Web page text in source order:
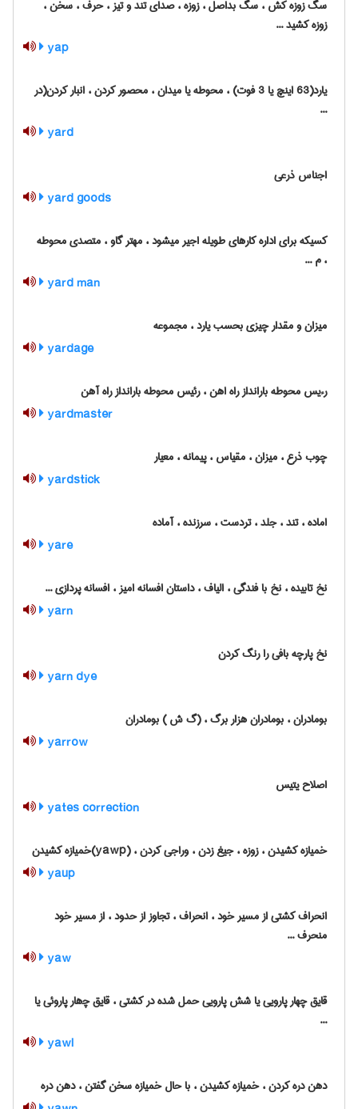
سگ زوزه کش ، سگ بداصل ، زوزه ، صدای تند و تیز ، حرف ، سخن ،
زوزه کشید ...
yap
یارد(63 اینچ یا 3 فوت) ، محوطه یا میدان ، محصور کردن ، انبار کردن(در
...
yard
اجناس ذرعی
yard goods
کسیکه برای اداره کارهای طویله اجیر میشود ، مهتر گاو ، متصدی محوطه
، م ...
yard man
میزان و مقدار چیزی بحسب یارد ، مجموعه
yardage
رءیس محوطه بارانداز راه اهن ، رئیس محوطه بارانداز راه آهن
yardmaster
چوب ذرع ، میزان ، مقیاس ، پیمانه ، معیار
yardstick
اماده ، تند ، جلد ، تردست ، سرزنده ، آماده
yare
نخ تابیده ، نخ با فندگی ، الیاف ، داستان افسانه امیز ، افسانه پردازی ...
yarn
نخ پارچه بافی را رنگ کردن
yarn dye
بومادران ، بومادران هزار برگ ، (گ ش ) بومادران
yarrow
اصلاح یتیس
yates correction
خمیازه کشیدن ، زوزه ، جیغ زدن ، وراجی کردن ، (yawp)خمیازه کشیدن
yaup
انحراف کشتی از مسیر خود ، انحراف ، تجاوز از حدود ، از مسیر خود
منحرف ...
yaw
قایق چهار پارویی یا شش پارویی حمل شده در کشتی ، قایق چ‍‌هار پاروئی یا
...
yawl
دهن دره کردن ، خمیازه کشیدن ، با حال خمیازه سخن گفتن ، دهن دره